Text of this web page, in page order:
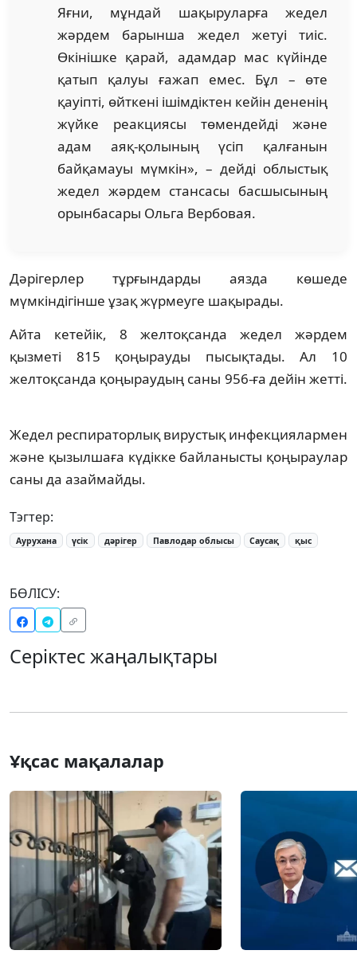
Яғни, мұндай шақыруларға жедел
жәрдем барынша жедел жетуі тиіс.
Өкінішке қарай, адамдар мас күйінде
қатып қалуы ғажап емес. Бұл – өте
қауіпті, өйткені ішімдіктен кейін дененің
жүйке реакциясы төмендейді және
адам аяқ-қолының үсіп қалғанын
байқамауы мүмкін», – дейді облыстық
жедел жәрдем стансасы басшысының
орынбасары Ольга Вербовая.
Дәрігерлер тұрғындарды аязда көшеде
мүмкіндігінше ұзақ жүрмеуге шақырады.
Айта кетейік, 8 желтоқсанда жедел жәрдем
қызметі 815 қоңырауды пысықтады. Ал 10
желтоқсанда қоңыраудың саны 956-ға дейін жетті.
Жедел респираторлық вирустық инфекциялармен
және қызылшаға күдікке байланысты қоңыраулар
саны да азаймайды.
Тэгтер:
Аурухана үсік дәрігер Павлодар облысы Саусақ қыс
БӨЛІСУ:
Серіктес жаңалықтары
Ұқсас мақалалар